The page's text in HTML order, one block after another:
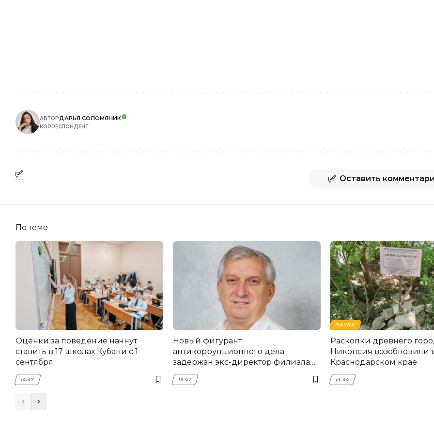
АВТОРДАРЬЯ СОЛОМЯНИК
КОРРЕСПОНДЕНТ
Оставить
По теме
Оценки за поведение начнут
ставить в 17 школах Кубани с 1
сентября
14:47
Новый фигурант
антикоррупционного дела:
задержан экс-директор филиала
НЭСК Крымска
13:47
НАУКА
Раскопки древнего
Никопсия возобновили
Краснодарском крае
13:44